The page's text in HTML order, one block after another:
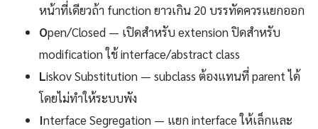
หน้าที่เดียวถ้า function ยาวเกิน 20 บรรทัดควรแยกออก
Open/Closed — เปิดสำหรับ extension ปิดสำหรับ
modification ใช้ interface/abstract class
Liskov Substitution — subclass ต้องแทนที่ parent ได้
โดยไม่ทำให้ระบบพัง
Interface Segregation — แยก interface ให้เล็กและ